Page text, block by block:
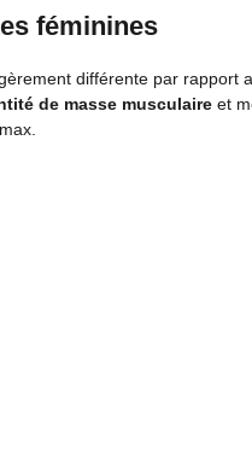
féminines
différente par rapport
de masse musculaire et